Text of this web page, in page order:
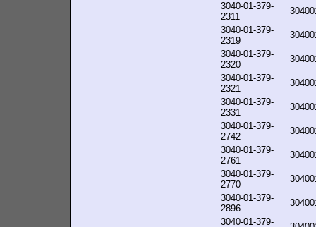
3040-01-379-
2311
3040-01-379-
2319
3040-01-379-
2320
3040-01-379-
2321
3040-01-379-
2331
3040-01-379-
2742
3040-01-379-
2761
3040-01-379-
2770
3040-01-379-
2896
3040-01-379-